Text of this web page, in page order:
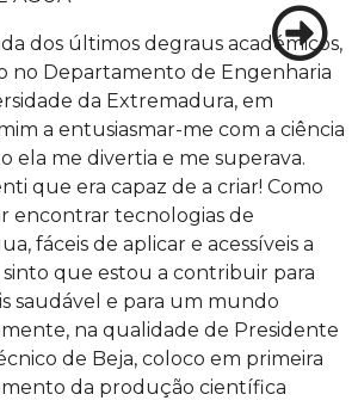
dos últimos degraus académicos,
no Departamento de Engenharia
da Extremadura, em
a entusiasmar-me com a ciência
ela me divertia e me superava.
que era capaz de a criar! Como
encontrar tecnologias de
fáceis de aplicar e acessíveis a
que estou a contribuir para
saudável e para um mundo
na qualidade de Presidente
de Beja, coloco em primeira
da produção científica